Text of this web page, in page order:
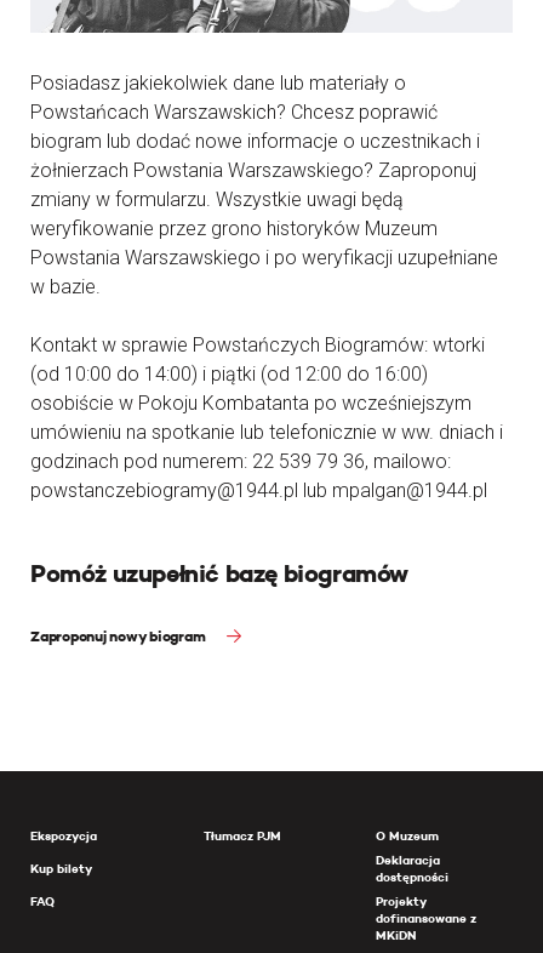
Posiadasz jakiekolwiek dane lub materiały o
Powstańcach Warszawskich? Chcesz poprawić
biogram lub dodać nowe informacje o uczestnikach i
żołnierzach Powstania Warszawskiego? Zaproponuj
zmiany w formularzu. Wszystkie uwagi będą
weryfikowanie przez grono historyków Muzeum
Powstania Warszawskiego i po weryfikacji uzupełniane
w bazie.
Kontakt w sprawie Powstańczych Biogramów: wtorki
(od 10:00 do 14:00) i piątki (od 12:00 do 16:00)
osobiście w Pokoju Kombatanta po wcześniejszym
umówieniu na spotkanie lub telefonicznie w ww. dniach i
godzinach pod numerem: 22 539 79 36, mailowo:
powstanczebiogramy@1944.pl lub mpalgan@1944.pl
Pomóż uzupełnić bazę biogramów
Zaproponuj nowy biogram
Ekspozycja
Kup bilety
FAQ
Tłumacz PJM
O Muzeum
Deklaracja
dostępności
Projekty
dofinansowane z
MKiDN